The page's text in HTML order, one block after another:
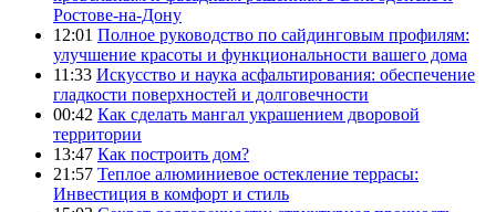
Ростове-на-Дону
12:01 Полное руководство по сайдинговым профилям:
улучшение красоты и функциональности вашего дома
11:33 Искусство и наука асфальтирования: обеспечение
гладкости поверхностей и долговечности
00:42 Как сделать мангал украшением дворовой
территории
13:47 Как построить дом?
21:57 Теплое алюминиевое остекление террасы:
Инвестиция в комфорт и стиль